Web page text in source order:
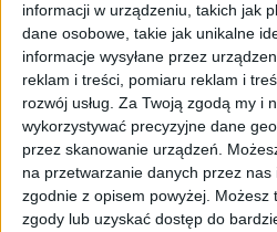
informacji w urządzeniu, takich jak
dane osobowe, takie jak unikalne
informacje wysyłane przez
reklam i treści, pomiaru reklam i
rozwój usług. Za Twoją zgodą my i
wykorzystywać precyzyjne dane
przez skanowanie urządzeń.
na przetwarzanie danych przez
zgodnie z opisem powyżej. Możesz
zgody lub uzyskać dostęp do
Smartfony Tech